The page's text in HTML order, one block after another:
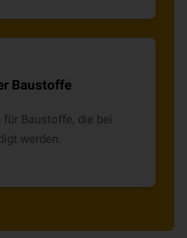
Baustoffe
Baustoffe, die bei
werden.